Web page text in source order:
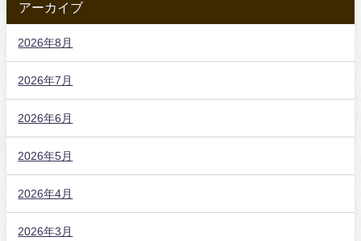
アーカイブ
2026年8月
2026年7月
2026年6月
2026年5月
2026年4月
2026年3月